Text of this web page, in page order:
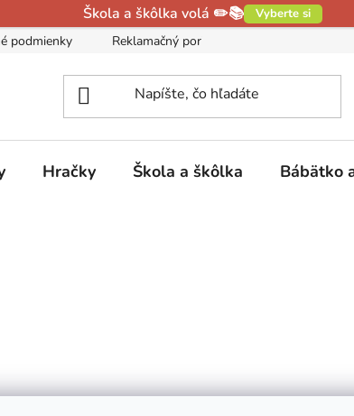
Škola a škôlka volá ✏️📚 Vyberte si
podmienky Reklamačný poriadok
Hračky Škola a škôlka Bábätko